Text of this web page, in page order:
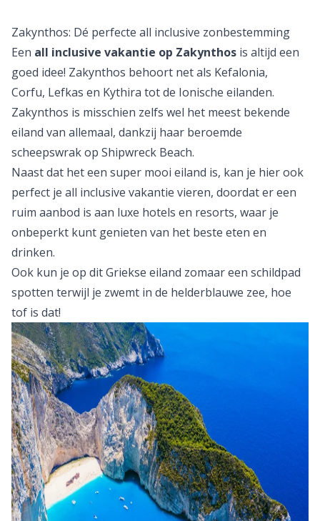
Zakynthos: Dé perfecte all inclusive zonbestemming
Een all inclusive vakantie op Zakynthos is altijd een
goed idee! Zakynthos behoort net als Kefalonia,
Corfu, Lefkas en Kythira tot de Ionische eilanden.
Zakynthos is misschien zelfs wel het meest bekende
eiland van allemaal, dankzij haar beroemde
scheepswrak op Shipwreck Beach.
Naast dat het een super mooi eiland is, kan je hier ook
perfect je all inclusive vakantie vieren, doordat er een
ruim aanbod is aan luxe hotels en resorts, waar je
onbeperkt kunt genieten van het beste eten en
drinken.
Ook kun je op ditGriekse eiland zomaar een schildpad
spotten terwijl je zwemt in de helderblauwe zee, hoe
tof is dat!